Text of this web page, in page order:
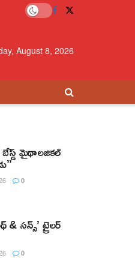
August 8, 2026
బేస్డ్ మైథాలజికల్
0
& సన్స్’ ట్రైలర్
0